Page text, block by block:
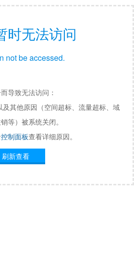
时无法访问
not be accessed.
导致无法访问：
其他原因（空间超标、流量超标、域
等）被系统关闭。
控制面板查看详细原因。
刷新查看